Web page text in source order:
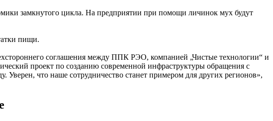
замкнутого цикла. На предприятии при помощи личинок мух будут
пищи.
соглашения между ППК РЭО, компанией „Чистые технологии“ и
проект по созданию современной инфраструктуры обращения с
что наше сотрудничество станет примером для других регионов»,